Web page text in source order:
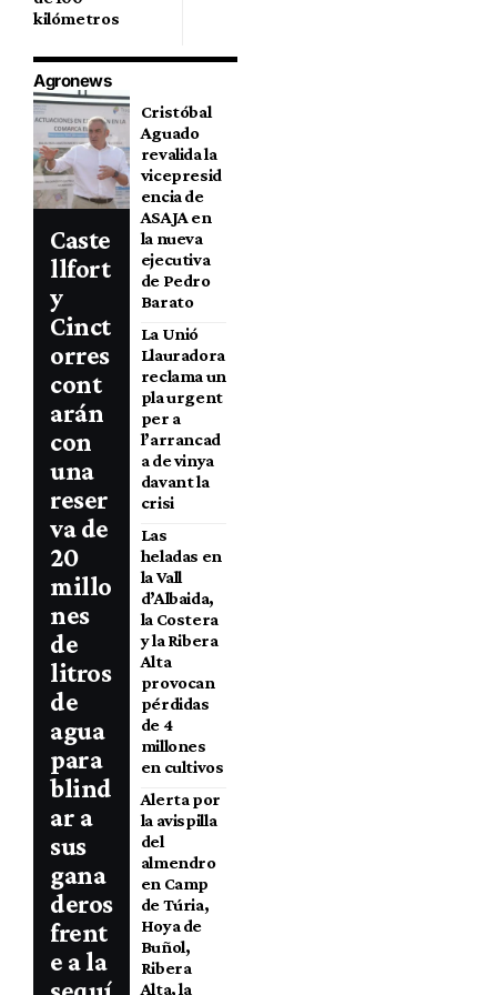
kilómetros
Agronews
Caste
llfort
y
Cinct
orres
cont
arán
con
una
reser
va de
20
millo
nes
de
litros
de
agua
para
blind
ar a
sus
gana
deros
frent
e a la
Cristóbal
Aguado
revalida la
vicepresid
encia de
ASAJA en
la nueva
ejecutiva
de Pedro
Barato
La Unió
Llauradora
reclama un
pla urgent
per a
l’arrancad
a de vinya
davant la
crisi
Las
heladas en
la Vall
d’Albaida,
la Costera
y la Ribera
Alta
provocan
pérdidas
de 4
millones
en cultivos
Alerta por
la avispilla
del
almendro
en Camp
de Túria,
Hoya de
Buñol,
Ribera
Alta, la